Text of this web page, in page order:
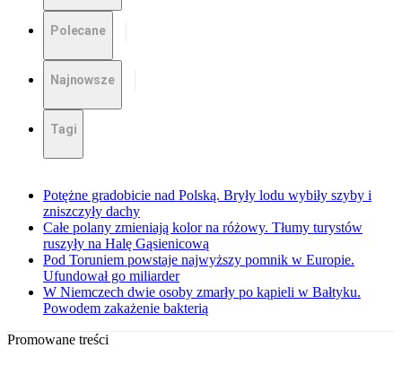
Polecane
Najnowsze
Tagi
Potężne gradobicie nad Polską. Bryły lodu wybiły szyby i
zniszczyły dachy
Całe polany zmieniają kolor na różowy. Tłumy turystów
ruszyły na Halę Gąsienicową
Pod Toruniem powstaje najwyższy pomnik w Europie.
Ufundował go miliarder
W Niemczech dwie osoby zmarły po kąpieli w Bałtyku.
Powodem zakażenie bakterią
Promowane treści